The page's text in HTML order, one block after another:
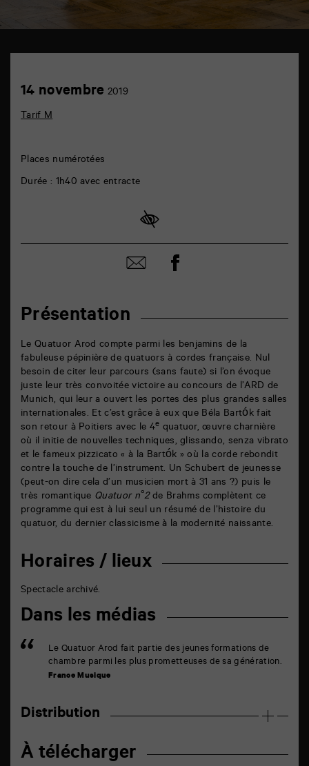
Présentation
Le Quatuor Arod compte parmi les benjamins de la
fabuleuse pépinière de quatuors à cordes française. Nul
besoin de citer leur parcours (sans faute) si l’on évoque
juste leur très convoitée victoire au concours de l’ARD de
Munich, qui leur a ouvert les portes des plus grandes salles
internationales. Et c’est grâce à eux que Béla Bartók fait
son retour à Poitiers avec le 4e quatuor, œuvre charnière
où il initie de nouvelles techniques, glissando, senza vibrato
et le fameux pizzicato « à la Bartók » où la corde rebondit
contre la touche de l’instrument. Un Schubert de jeunesse
(peut-on dire cela d’un musicien mort à 31 ans ?) puis le
très romantique Quatuor n°2de Brahms complètent ce
programme qui est à lui seul un résumé de l’histoire du
quatuor, du dernier classicisme à la modernité naissante.
Horaires / lieux
Spectacle archivé.
Dans les médias
Le Quatuor Arod fait partie des jeunes formations de
chambre parmi les plus prometteuses de sa génération.
France Musique
Distribution
À télécharger
Achetez
en
14 novembre 201914
Tarif M
Places numérotées
Durée : 1h40 avec entracte
Partager
par
Partager
sur